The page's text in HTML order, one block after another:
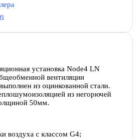
установка Node4 LN
вентиляции
из оцинкованной стали.
из негорючей
50мм.
воздуха с классом G4;